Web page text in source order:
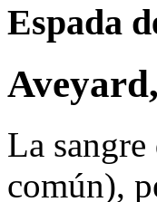
Espada
La
común),